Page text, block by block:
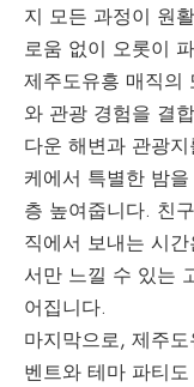
지 모든 과정이 원
로움 없이 오롯이
제주도유흥 매직의
와 관광 경험을 결
다운 해변과 관광
케에서 특별한 밤
층 높여줍니다. 친
직에서 보내는 시
서만 느낄 수 있는
어집니다.
마지막으로, 제주
벤트와 테마 파티